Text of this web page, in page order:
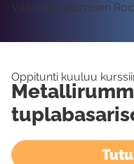
Vaatii kirjautumisen
Oppitunti kuuluu